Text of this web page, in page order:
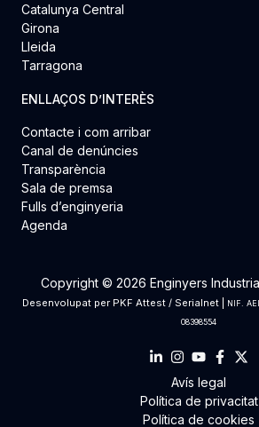
Catalunya Central
Girona
Lleida
Tarragona
ENLLAÇOS D’INTERÈS
Contacte i com arribar
Canal de denúncies
Transparència
Sala de premsa
Fulls d’enginyeria
Agenda
Copyright © 2026 Enginyers
Desenvolupat per PKF Attest/ Serialnet|
NIF.
08398554
Avís legal
Política de privacitat
Política de cookies